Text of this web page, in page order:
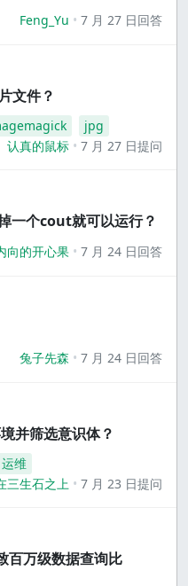
Feng_Yu 7 月 27 日回答
文件？
jpg
认真的鼠标
7 月 27 日提问
一个cout就可以运行？
向的开心果 7 月 24 日回答
兔子先森 7 月 24 日回答
并筛选意识体？
运维
三生石之上
7 月 23 日提问
百万级数据查询比